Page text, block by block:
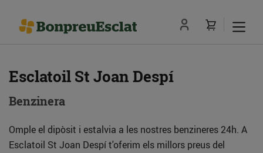
Esclatoil St Joan Despí
Benzinera
Omple el dipòsit i estalvia a les nostres benzineres 24h. A
Esclatoil St Joan Despí t'oferim els millors preus del